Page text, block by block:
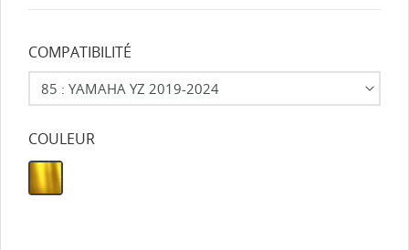
COMPATIBILITÉ
COULEUR